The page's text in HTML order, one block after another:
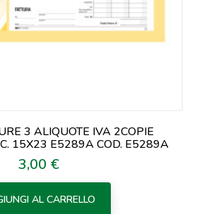
3 ALIQUOTE IVA 2COPIE
15X23 E5289A COD. E5289A
Prezzo
3,00 €
AL CARRELLO